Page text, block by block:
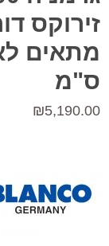
זירוקס
ס"מ
₪5,190.00